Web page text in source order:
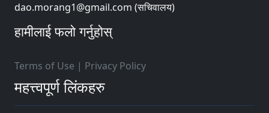
dao.morang1@gmail.com (सचिवालय)
हामीलाई फलो गर्नुहोस्
Terms of Use | Privacy Policy
महत्त्वपूर्ण लिंकहरु